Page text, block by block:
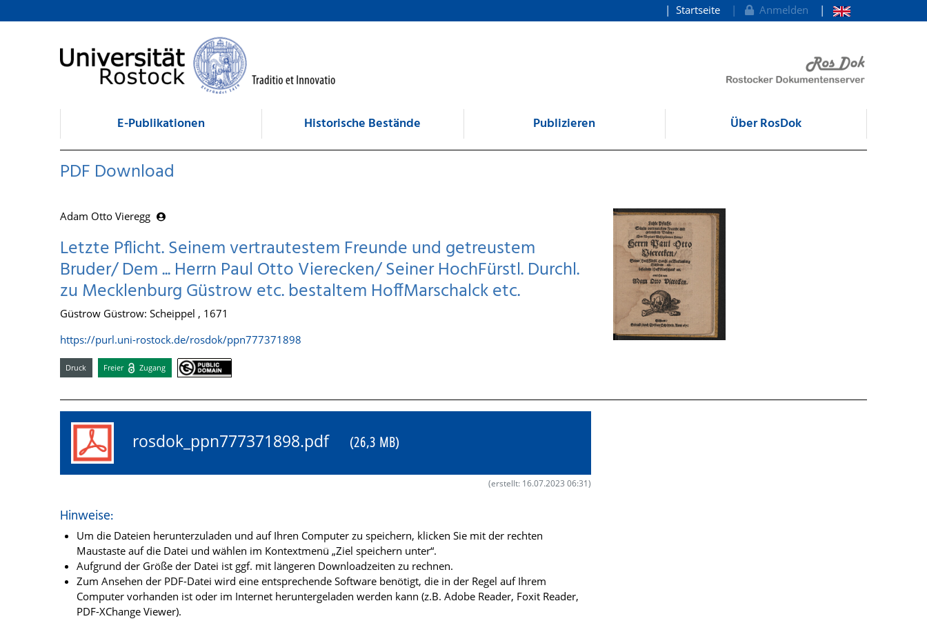
zum Inhalt
Startseite Anmelden
E-Publikationen Historische Bestände Publizieren Über RosDok
PDF Download
Adam Otto Vieregg
Letzte Pflicht. Seinem vertrautestem Freunde und getreustem
Bruder/ Dem ... Herrn Paul Otto Vierecken/ Seiner HochFürstl. Durchl.
zu Mecklenburg Güstrow etc. bestaltem HoffMarschalck etc.
Güstrow Güstrow: Scheippel , 1671
https://purl.uni-rostock.de/rosdok/ppn777371898
Druck Freier Zugang
rosdok_ppn777371898.pdf (26,3 MB)
(erstellt: 16.07.2023 06:31)
Hinweise:
Um die Dateien herunterzuladen und auf Ihren Computer zu speichern, klicken Sie mit der rechten
Maustaste auf die Datei und wählen im Kontextmenü „Ziel speichern unter“.
Aufgrund der Größe der Datei ist ggf. mit längeren Downloadzeiten zu rechnen.
Zum Ansehen der PDF-Datei wird eine entsprechende Software benötigt, die in der Regel auf Ihrem
Computer vorhanden ist oder im Internet heruntergeladen werden kann (z.B. Adobe Reader, Foxit Reader,
PDF-XChange Viewer).